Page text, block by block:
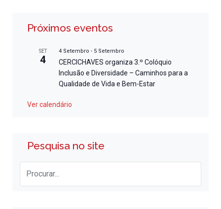
Próximos eventos
SET
4
4 Setembro - 5 Setembro
CERCICHAVES organiza 3.º Colóquio
Inclusão e Diversidade – Caminhos para a
Qualidade de Vida e Bem-Estar
Ver calendário
Pesquisa no site